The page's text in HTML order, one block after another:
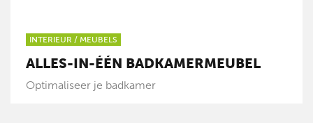
INTERIEUR / MEUBELS
ALLES-IN-ÉÉN BADKAMERMEUBEL
Optimaliseer je badkamer